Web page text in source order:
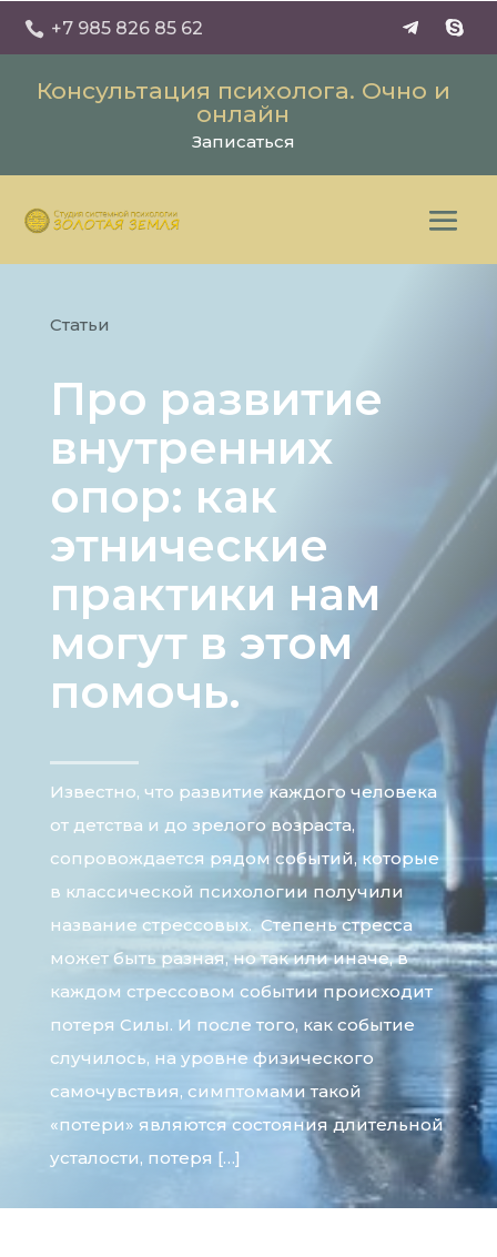
 +7 985 826 85 62
Консультация психолога. Очно и
онлайн
Записаться
Статьи
Про развитие
внутренних
опор: как
этнические
практики нам
могут в этом
помочь.
Известно, что развитие каждого человека
от детства и до зрелого возраста,
сопровождается рядом событий, которые
в классической психологии получили
название стрессовых. Степень стресса
может быть разная, но так или иначе, в
каждом стрессовом событии происходит
потеря Силы. И после того, как событие
случилось, на уровне физического
самочувствия, симптомами такой
«потери» являются состояния длительной
усталости, потеря […]